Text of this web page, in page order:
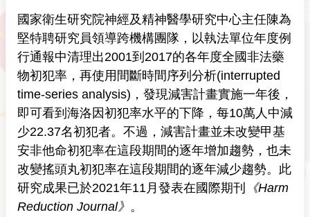
國家衛生研究院神經及精神醫學研究中心主任陳為
堅特聘研究員領導跨機構團隊，以執法單位年度例
行通報中清理出2001到2017的各年度全國非法藥
物初犯率，再使用間斷時間序列分析(interrupted
time-series analysis)，發現減害計畫實施一年後，
即可看到海洛因初犯率水平的下降，每10萬人中減
少22.37名初犯者。不過，減害計畫並未改變甲基
安非他命初犯率在這段期間的逐年增加趨勢，也未
改變搖頭丸初犯率在這段期間的逐年減少趨勢。此
研究成果已於2021年11月發表在國際期刊
《Harm
Reduction Journal》 。